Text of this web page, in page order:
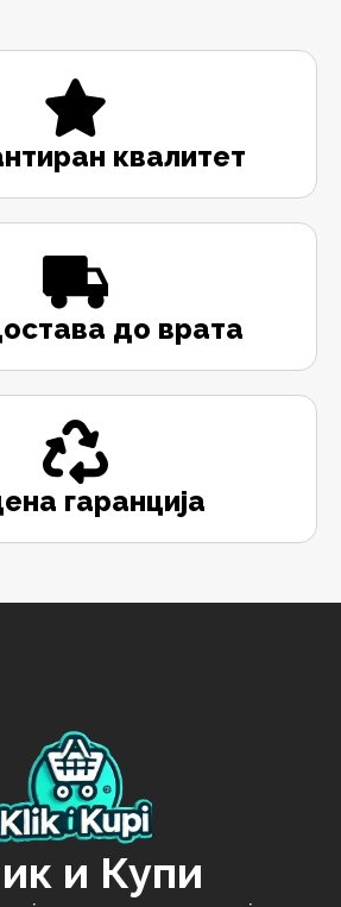
квалитет
до врата
гаранција
и Купи